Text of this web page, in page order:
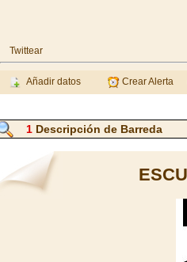
Twittear
Añadir datos Crear Alerta
1Descripción de Barreda